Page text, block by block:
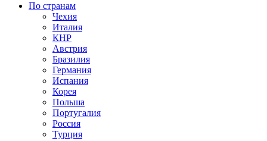
По странам
Чехия
Италия
КНР
Австрия
Бразилия
Германия
Испания
Корея
Польша
Португалия
Россия
Турция